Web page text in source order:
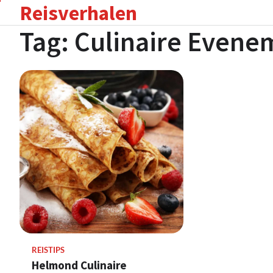
content
Reisverhalen
Tag: Culinaire
REISTIPS
Helmond Culinaire